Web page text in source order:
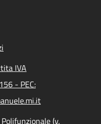
IVA
- PEC:
(v.